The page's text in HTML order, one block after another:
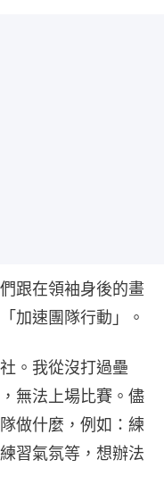
跟在領袖身後的畫
加速團隊行動」。
。我從沒打過壘
無法上場比賽。儘
做什麼，例如：練
習氣氛等，想辦法